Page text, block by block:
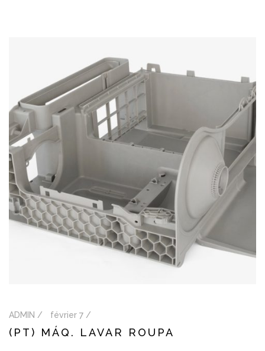
ADMIN / février 7 /
(PT) MÁQ. LAVAR ROUPA